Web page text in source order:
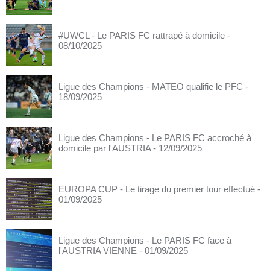
#UWCL - Le PARIS FC rattrapé à domicile -
08/10/2025
Ligue des Champions - MATEO qualifie le PFC -
18/09/2025
Ligue des Champions - Le PARIS FC accroché à
domicile par l'AUSTRIA - 12/09/2025
EUROPA CUP - Le tirage du premier tour effectué -
01/09/2025
Ligue des Champions - Le PARIS FC face à
l'AUSTRIA VIENNE - 01/09/2025